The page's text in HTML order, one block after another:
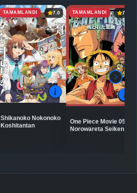
TAMAMLANDI 7.0
Shikanoko Nokonoko
Koshitantan
TAMAMLANDI 7.1
One Piece Movie 05:
Norowareta Seiken